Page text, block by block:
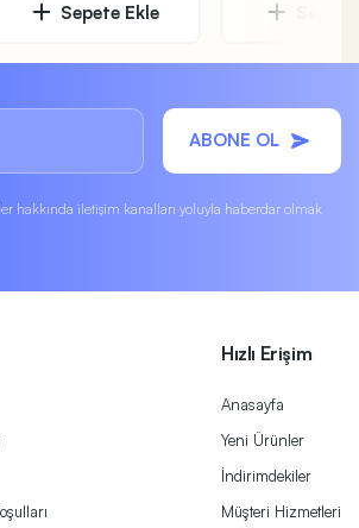
Sepete Ekle
ABONE OL
hakkında iletişim kanalları yoluyla haberdar olmak
Hızlı Erişim
Anasayfa
Yeni Ürünler
İndirimdekiler
Müşteri Hizmetleri